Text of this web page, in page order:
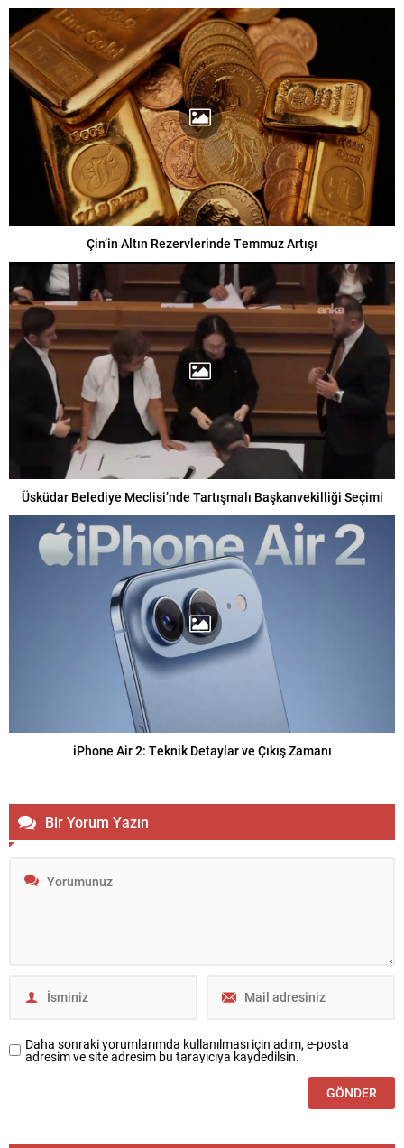
Çin’in Altın Rezervlerinde Temmuz Artışı
Üsküdar Belediye Meclisi’nde Tartışmalı Başkanvekilliği Seçimi
iPhone Air 2: Teknik Detaylar ve Çıkış Zamanı
Bir Yorum Yazın
Daha sonraki yorumlarımda kullanılması için adım, e-posta
adresim ve site adresim bu tarayıcıya kaydedilsin.